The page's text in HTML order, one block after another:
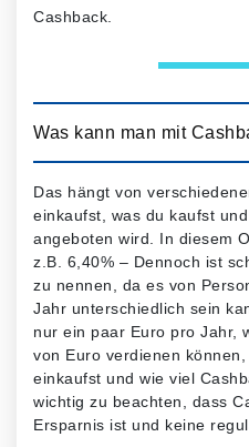
Cashback.
Was kann man mit
Das hängt von
einkaufst, was du kaufst
angeboten wird. In diesem
z.B. 6,40% – Dennoch ist
zu nennen, da es von
Jahr unterschiedlich sein
nur ein paar Euro pro Jahr,
von Euro verdienen
einkaufst und wie viel
wichtig zu beachten, dass
Ersparnis ist und keine